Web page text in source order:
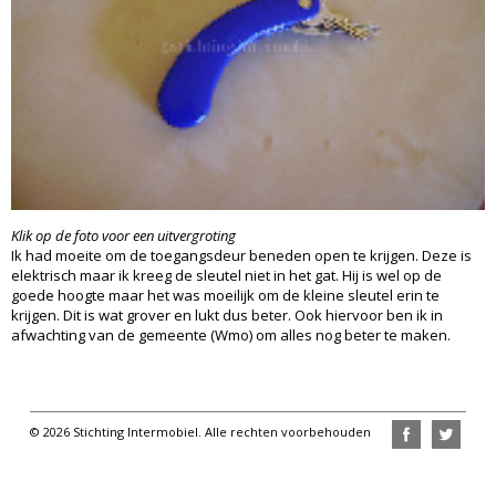
Klik op de foto voor een uitvergroting
Ik had moeite om de toegangsdeur beneden open te krijgen. Deze is
elektrisch maar ik kreeg de sleutel niet in het gat. Hij is wel op de
goede hoogte maar het was moeilijk om de kleine sleutel erin te
krijgen. Dit is wat grover en lukt dus beter. Ook hiervoor ben ik in
afwachting van de gemeente (Wmo) om alles nog beter te maken.
© 2026 Stichting Intermobiel. Alle rechten voorbehouden